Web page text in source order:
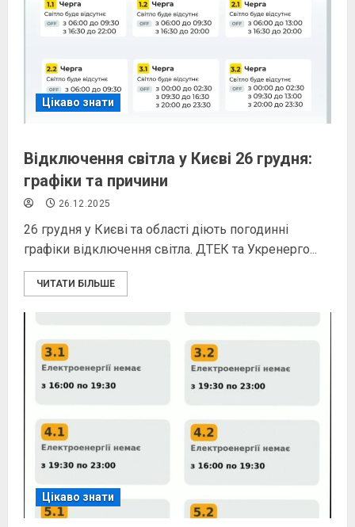
Цікаво знати
Відключення світла у Києві 26 грудня:
графіки та причини
26.12.2025
26 грудня у Києві та області діють погодинні
графіки відключення світла. ДТЕК та Укренерго...
ЧИТАТИ БІЛЬШЕ
Цікаво знати